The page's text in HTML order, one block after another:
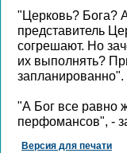
"Церковь? Бога?
представитель
согрешают. Но
их выполнять?
запланированно".
"А Бог все равно
перфомансов", -
Версия для печати